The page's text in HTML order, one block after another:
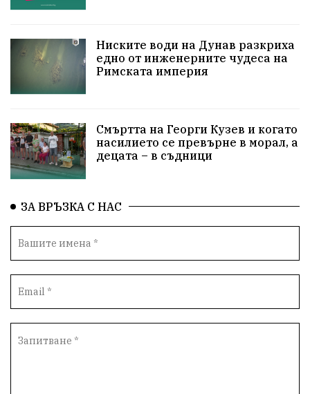
Технологии
ПравоваДържава Варна Родителство
Сигурност Разследване Великобритания
ОколнаСреда Надежда Еврофондове
СоциалнаПолитика Корупция
Космос ВоднаКриза Вода Мир
Безопастност Катастрофа демокрация
БъдещевБългария
Медицина Пожари КултурноНаследство
Ниските води на Дунав разкриха
едно от инженерните чудеса на
Римската империя
Смъртта на Георги Кузев и когато
насилието се превърне в морал, а
децата – в съдници
ЗА ВРЪЗКА С НАС